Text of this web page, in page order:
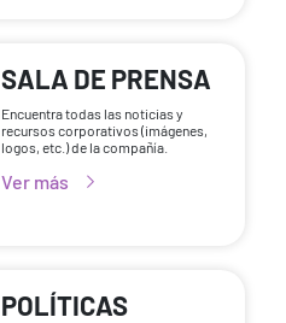
SALA DE PRENSA
Encuentra todas las noticias y
recursos corporativos (imágenes,
logos, etc.) de la compañía.
Ver más
POLÍTICAS